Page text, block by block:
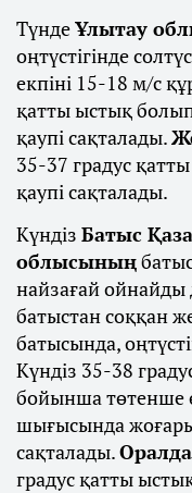
ТүндеҰлытау
оңтүстігінде
екпіні 15-18 м/с
қатты ыстық
қаупі сақталады.
35-37 градус
қаупі сақталады.
Күндіз Батыс
облысының
найзағай ойнайды
батыстан соққан
батысында,
Күндіз 35-38
бойынша төтенше
шығысында
сақталады.Оралда
градус қатты